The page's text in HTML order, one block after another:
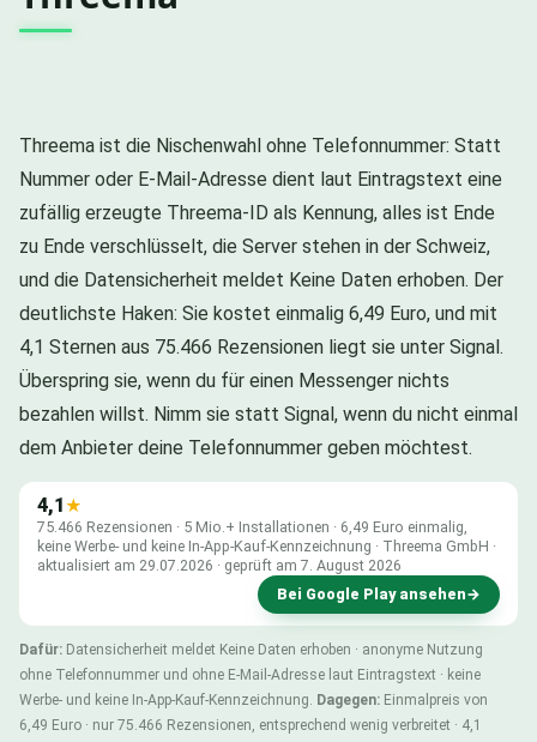
Threema ist die Nischenwahl ohne Telefonnummer: Statt
Nummer oder E-Mail-Adresse dient laut Eintragstext eine
zufällig erzeugte Threema-ID als Kennung, alles ist Ende
zu Ende verschlüsselt, die Server stehen in der Schweiz,
und die Datensicherheit meldet Keine Daten erhoben. Der
deutlichste Haken: Sie kostet einmalig 6,49 Euro, und mit
4,1 Sternen aus 75.466 Rezensionen liegt sie unter Signal.
Überspring sie, wenn du für einen Messenger nichts
bezahlen willst. Nimm sie statt Signal, wenn du nicht einmal
dem Anbieter deine Telefonnummer geben möchtest.
4,1★
75.466 Rezensionen · 5 Mio.+ Installationen · 6,49 Euro einmalig,
keine Werbe- und keine In-App-Kauf-Kennzeichnung · Threema GmbH ·
aktualisiert am 29.07.2026 · geprüft am 7. August 2026
Bei Google Play ansehen→
Dafür: Datensicherheit meldet Keine Daten erhoben · anonyme Nutzung
ohne Telefonnummer und ohne E-Mail-Adresse laut Eintragstext · keine
Werbe- und keine In-App-Kauf-Kennzeichnung. Dagegen: Einmalpreis von
6,49 Euro · nur 75.466 Rezensionen, entsprechend wenig verbreitet · 4,1